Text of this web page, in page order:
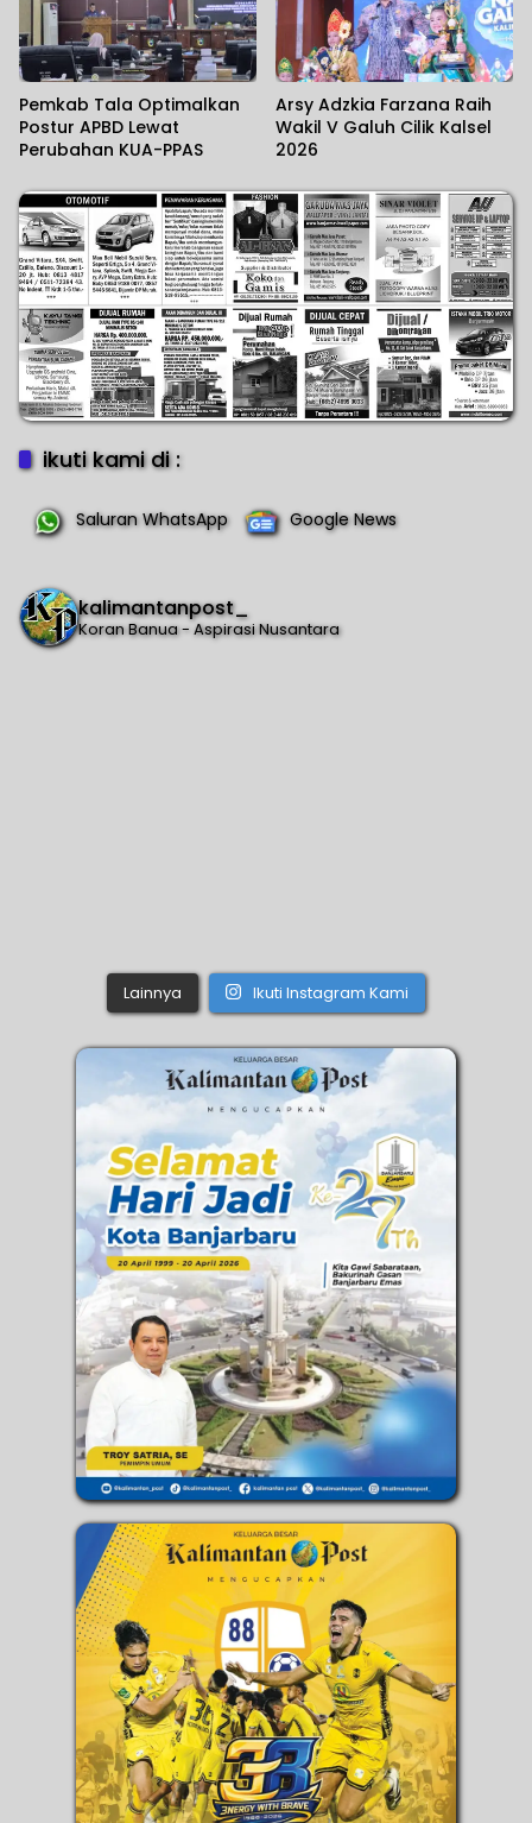
Pemkab Tala Optimalkan
Postur APBD Lewat
Perubahan KUA-PPAS
Arsy Adzkia Farzana Raih
Wakil V Galuh Cilik Kalsel
2026
ikuti kami di :
Saluran WhatsApp Google News
kalimantanpost_
Koran Banua - Aspirasi Nusantara
Lainnya Ikuti Instagram Kami